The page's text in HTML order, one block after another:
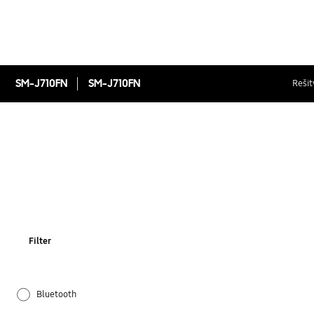
SM-J710FN SM-J710FN
Filter
Bluetooth